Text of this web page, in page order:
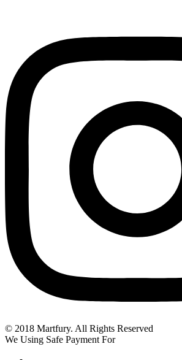
© 2018 Martfury. All Rights Reserved
We Using Safe Payment For